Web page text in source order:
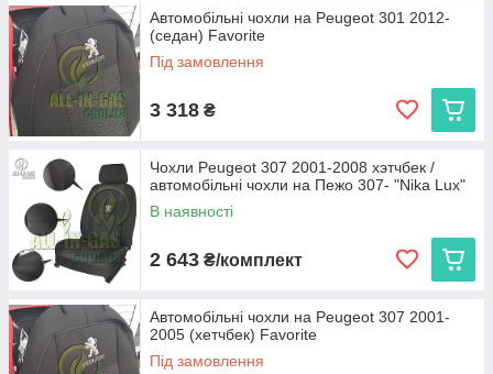
Автомобільні чохли на Peugeot 301 2012-
(седан) Favorite
Під замовлення
3 318 ₴
Чохли Peugeot 307 2001-2008 хэтчбек /
автомобільні чохли на Пежо 307- "Nika Lux"
В наявності
2 643 ₴/комплект
Автомобільні чохли на Peugeot 307 2001-
2005 (хетчбек) Favorite
Під замовлення